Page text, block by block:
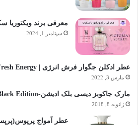
معرفی برند ویکتوریا
سپتامبر 1, 2024
عطر ادکلن جگوار فرش انرژی | Jaguar Fresh Energy
مارس 3, 2022
مارک جاکوبز دیسی بلک ادیشن-Marc Jacobs Daisy Black Edition
ژانویه 8, 2018
عطر آمواج